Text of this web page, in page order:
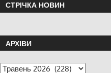
СТРІЧКА НОВИН
АРХІВИ